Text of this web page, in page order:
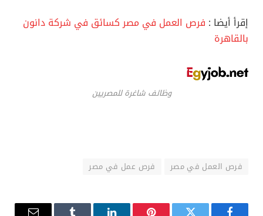
إقرأ أيضا : فرص العمل في مصر كسائق في شركة دانون
بالقاهرة
وظائف شاغرة للمصريين
فرص العمل في مصر فرص عمل في مصر